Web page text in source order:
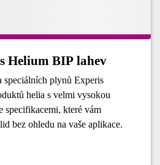
Helium BIP lahev
speciálních plynů Experis
helia s velmi vysokou
specifikacemi, které vám
bez ohledu na vaše aplikace.